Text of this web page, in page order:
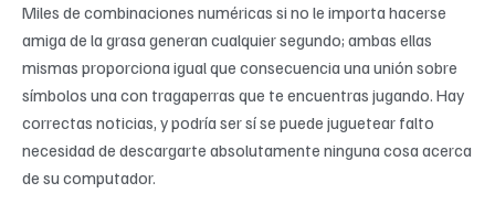
Miles de combinaciones numéricas si no le importa hacerse
amiga de la grasa generan cualquier segundo; ambas ellas
mismas proporciona igual que consecuencia una unión sobre
símbolos una con tragaperras que te encuentras jugando. Hay
correctas noticias, y podrí­a ser sí se puede juguetear falto
necesidad de descargarte absolutamente ninguna cosa acerca
de su computador.